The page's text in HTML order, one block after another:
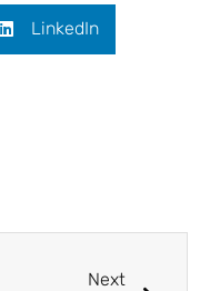
LinkedIn
Next